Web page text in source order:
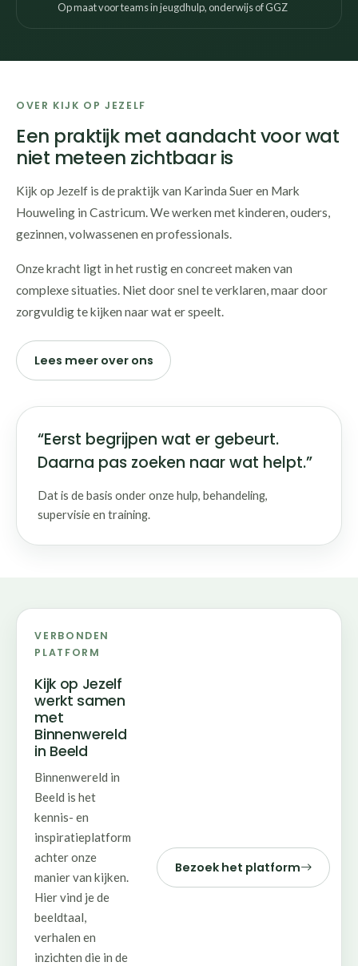
Op maat voor teams in jeugdhulp, onderwijs of GGZ
OVER KIJK OP JEZELF
Een praktijk met aandacht voor wat
niet meteen zichtbaar is
Kijk op Jezelf is de praktijk van Karinda Suer en Mark
Houweling in Castricum. We werken met kinderen, ouders,
gezinnen, volwassenen en professionals.
Onze kracht ligt in het rustig en concreet maken van
complexe situaties. Niet door snel te verklaren, maar door
zorgvuldig te kijken naar wat er speelt.
Lees meer over ons
“Eerst begrijpen wat er gebeurt.
Daarna pas zoeken naar wat helpt.”
Dat is de basis onder onze hulp, behandeling,
supervisie en training.
VERBONDEN
PLATFORM
Kijk op Jezelf
werkt samen
met
Binnenwereld
in Beeld
Binnenwereld in
Beeld is het
kennis- en
inspiratieplatform
achter onze
manier van kijken.
Hier vind je de
beeldtaal,
verhalen en
inzichten die in de
Bezoek het platform